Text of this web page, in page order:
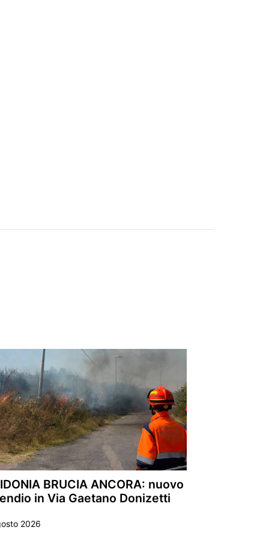
BRUCIA ANCORA: nuovo
in Via Gaetano Donizetti
2026